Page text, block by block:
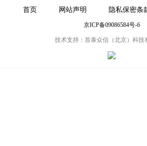
首页 网站声明 隐私保密条
京ICP备09086584号-6
技术支持：首泰众信（北京）科技